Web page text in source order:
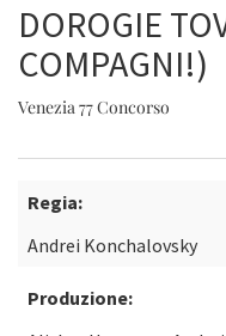
DOROGIE
COMPAGNI!)
Venezia 77 Concorso
Regia:
Andrei Konchalovsky
Produzione: